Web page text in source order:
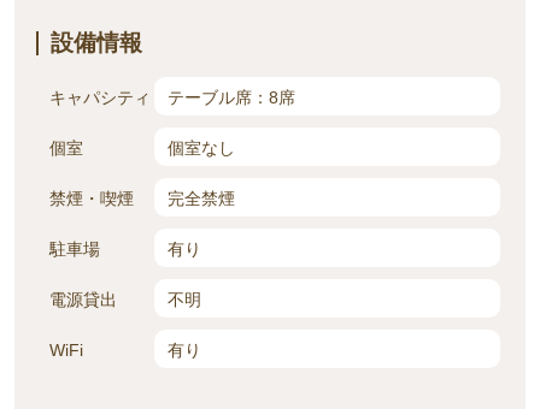
設備情報
キャパシティ テーブル席：8席
個室 個室なし
禁煙・喫煙 完全禁煙
駐車場 有り
電源貸出 不明
WiFi 有り